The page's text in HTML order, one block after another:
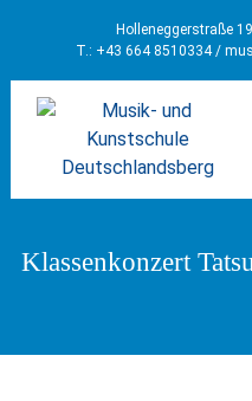
Holleneggerstraße
T.: +43 664 8510334 /
Klassenkonzert